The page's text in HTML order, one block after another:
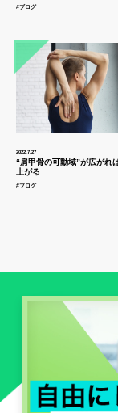
#ブログ
2022.7.27
“肩甲骨の可動域”が広がれ
上がる
#ブログ